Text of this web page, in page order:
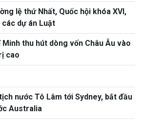
lệ thứ Nhất, Quốc hội khóa XVI,
dự án Luật
Minh thu hút dòng vốn Châu Âu vào
cao
nước Tô Lâm tới Sydney, bắt đầu
Australia